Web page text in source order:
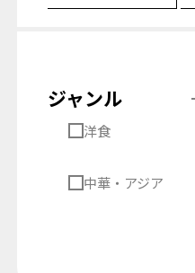
ジャンル
洋食
中華・アジア